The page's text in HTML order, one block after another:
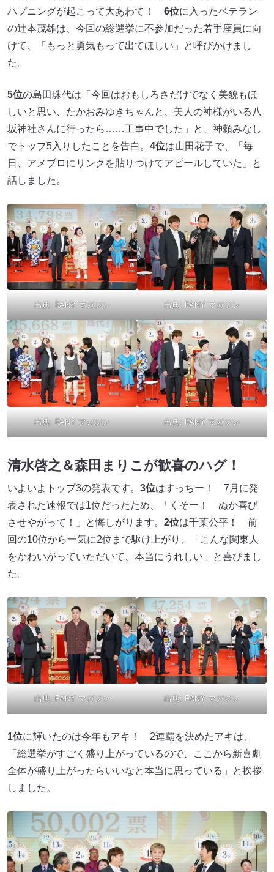
ハプニングが起こって大あわて！ 6位に入ったベテラン
の辻本茂雄は、今回の総選挙に不参加だった若手座員に向
けて、「もっと勇気もって出てほしい」と呼びかけまし
た。
5位の島田珠代は「今回はおもしろさだけでなく美貌もほ
しいと思い、たかおみゆきちゃんと、美人の神様がいる八
坂神社さんに行ったら……工事中でした」と、神頼みなし
でトップ5入りしたことを告白。 4位は山田花子で、「毎
日、アメブロにリンクを貼りつけてアピールしていた」と
話しました。
出典: FANY マガジン 出典: FANY マガジン
出典: FANY マガジン 出典: FANY マガジン
清水啓之＆森田まりこが歓喜のハグ！
いよいよトップ3の発表です。 3位はすっちー！ 7月に発
表された速報では1位だったため、「くそー！ ぬか喜び
させやがって！」と悔しがります。 2位は千葉公平！ 前
回の10位から一気に2位まで駆け上がり、「こんな関東人
をかわいがっていただいて、本当にうれしい」と喜びまし
た。
出典: FANY マガジン 出典: FANY マガジン
1位に輝いたのは今年もアキ！ 2連覇を決めたアキは、
「総選挙がすごく盛り上がっているので、ここから新喜劇
全体が盛り上がったらいいなと本当に思っている」と挨拶
しました。